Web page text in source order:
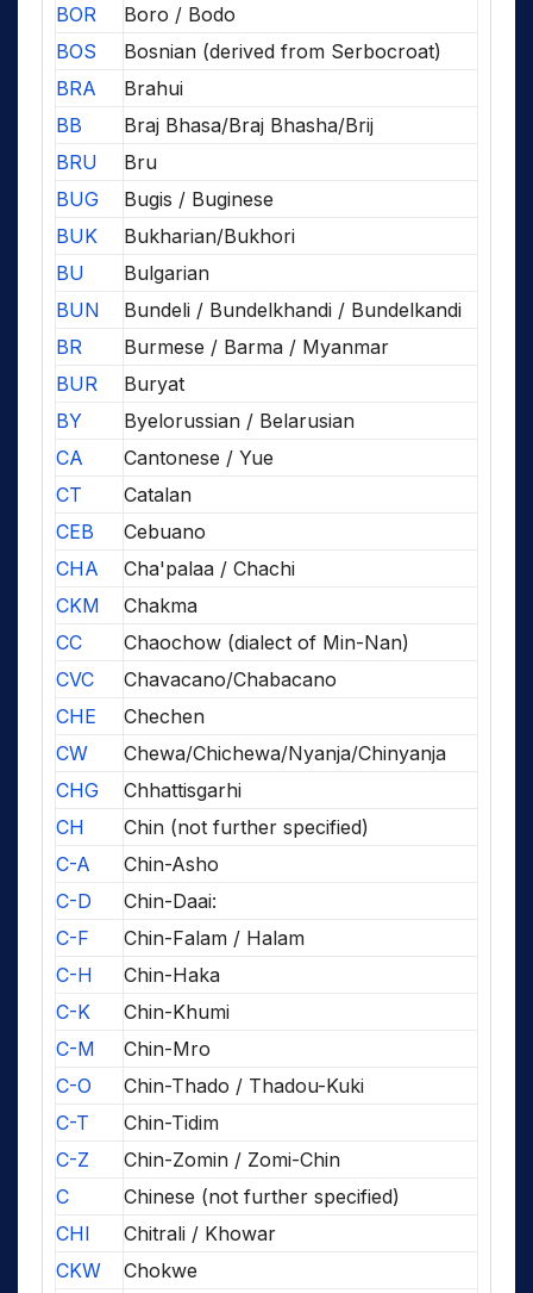
BOR
Boro / Bodo
BOS
Bosnian (derived from Serbocroat)
BRA
Brahui
BB
Braj Bhasa/Braj Bhasha/Brij
BRU
Bru
BUG
Bugis / Buginese
BUK
Bukharian/Bukhori
BU
Bulgarian
BUN
Bundeli / Bundelkhandi / Bundelkandi
BR
Burmese / Barma / Myanmar
BUR
Buryat
BY
Byelorussian / Belarusian
CA
Cantonese / Yue
CT
Catalan
CEB
Cebuano
CHA
Cha'palaa / Chachi
CKM
Chakma
CC
Chaochow (dialect of Min-Nan)
CVC
Chavacano/Chabacano
CHE
Chechen
CW
Chewa/Chichewa/Nyanja/Chinyanja
CHG
Chhattisgarhi
CH
Chin (not further specified)
C-A
Chin-Asho
C-D
Chin-Daai:
C-F
Chin-Falam / Halam
C-H
Chin-Haka
C-K
Chin-Khumi
C-M
Chin-Mro
C-O
Chin-Thado / Thadou-Kuki
C-T
Chin-Tidim
C-Z
Chin-Zomin / Zomi-Chin
C
Chinese (not further specified)
CHI
Chitrali / Khowar
CKW
Chokwe